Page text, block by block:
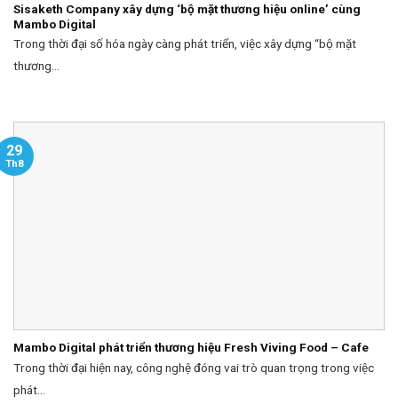
Sisaketh Company xây dựng ‘bộ mặt thương hiệu online’ cùng
Mambo Digital
Trong thời đại số hóa ngày càng phát triển, việc xây dựng “bộ mặt
thương...
Mambo Digital phát triển thương hiệu Fresh Viving Food – Cafe
Trong thời đại hiện nay, công nghệ đóng vai trò quan trọng trong việc
phát...
29
Th8